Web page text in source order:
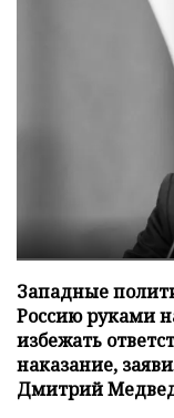
Западные
Россию руками
избежать
наказание,
Дмитрий